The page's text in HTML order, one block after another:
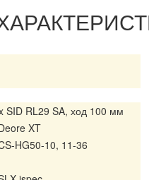
SID RL29 SA, ход 100 мм
XT
HG50-10, 11-36